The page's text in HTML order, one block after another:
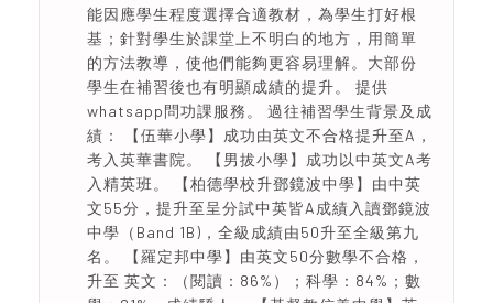
能因應學生程度選擇合適教材，為學生打好根
基；針對學生於課堂上不明白的地方，用簡單
的方法教導，使他們能夠更容易理解。大部份
學生在補習後也有明顯成績的提升。 提供
whatsapp問功課服務。 過往補習學生背景及成
績： 【伍華小學】成功由英文不合格提升至A，
考入英華書院。 【男拔小學】成功以中英文A考
入精英班。 【柏德學校升鄧鏡波中學】由中英
文55分，提升至呈分試中英皆A成績入讀鄧鏡波
中學（Band 1B)，全級成績由50升至全級第九
名。 【羅定邦中學】由英文50分數學不合格，
升至 英文：（閱讀：86%）；科學：84%；數